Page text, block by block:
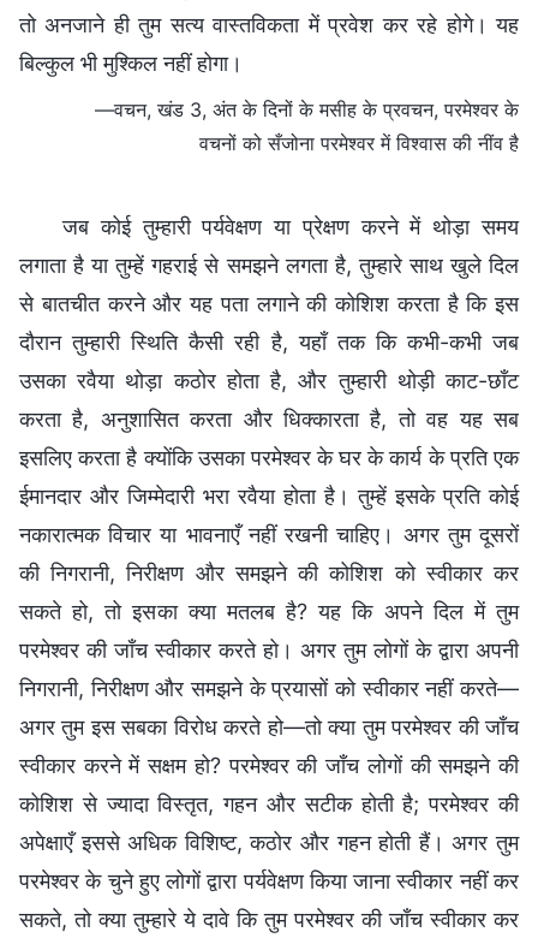
तो अनजाने ही तुम सत्य वास्तविकता में प्रवेश कर रहे होगे। यह
बिल्कुल भी मुश्किल नहीं होगा।
—वचन, खंड 3, अंत के दिनों के मसीह के प्रवचन, परमेश्वर के
वचनों को सँजोना परमेश्वर में विश्वास की नींव है
जब कोई तुम्हारी पर्यवेक्षण या प्रेक्षण करने में थोड़ा समय
लगाता है या तुम्हें गहराई से समझने लगता है, तुम्हारे साथ खुले दिल
से बातचीत करने और यह पता लगाने की कोशिश करता है कि इस
दौरान तुम्हारी स्थिति कैसी रही है, यहाँ तक कि कभी-कभी जब
उसका रवैया थोड़ा कठोर होता है, और तुम्हारी थोड़ी काट-छाँट
करता है, अनुशासित करता और धिक्कारता है, तो वह यह सब
इसलिए करता है क्योंकि उसका परमेश्वर के घर के कार्य के प्रति एक
ईमानदार और जिम्मेदारी भरा रवैया होता है। तुम्हें इसके प्रति कोई
नकारात्मक विचार या भावनाएँ नहीं रखनी चाहिए। अगर तुम दूसरों
की निगरानी, निरीक्षण और समझने की कोशिश को स्वीकार कर
सकते हो, तो इसका क्या मतलब है? यह कि अपने दिल में तुम
परमेश्वर की जाँच स्वीकार करते हो। अगर तुम लोगों के द्वारा अपनी
निगरानी, निरीक्षण और समझने के प्रयासों को स्वीकार नहीं करते—
अगर तुम इस सबका विरोध करते हो—तो क्या तुम परमेश्वर की जाँच
स्वीकार करने में सक्षम हो? परमेश्वर की जाँच लोगों की समझने की
कोशिश से ज्यादा विस्तृत, गहन और सटीक होती है; परमेश्वर की
अपेक्षाएँ इससे अधिक विशिष्ट, कठोर और गहन होती हैं। अगर तुम
परमेश्वर के चुने हुए लोगों द्वारा पर्यवेक्षण किया जाना स्वीकार नहीं कर
सकते, तो क्या तुम्हारे ये दावे कि तुम परमेश्वर की जाँच स्वीकार कर